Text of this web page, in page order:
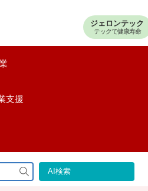
ジェロンテック
テックで健康寿命
支援
検
索
AI検索